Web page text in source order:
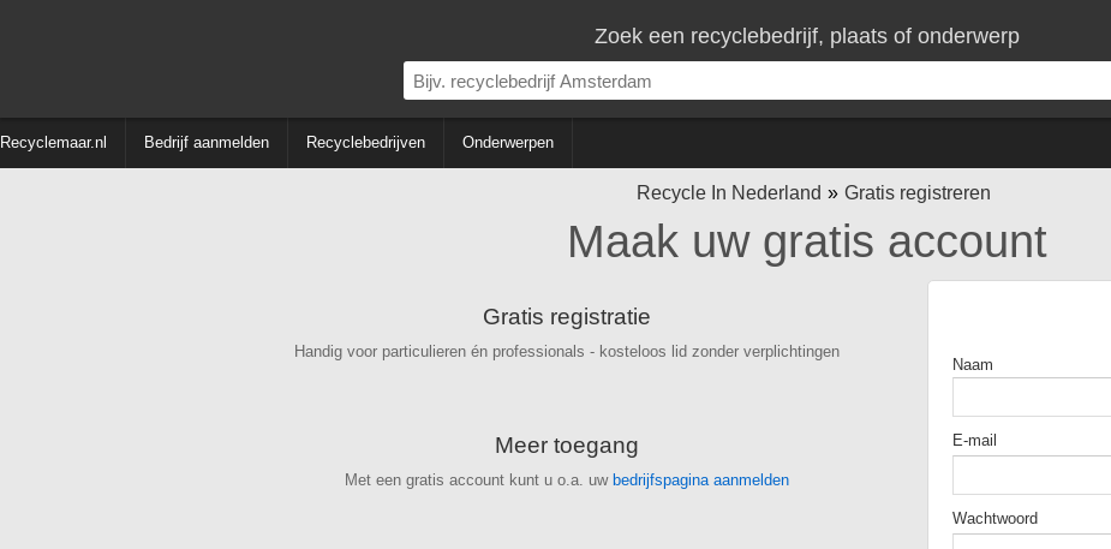
Zoek een recyclebedrijf, plaats of onderwerp
Recyclemaar.nl Bedrijf aanmelden Recyclebedrijven Onderwerpen
Recycle In Nederland Gratis registreren
Maak uw gratis account
Gratis registratie
Handig voor particulieren én professionals - kosteloos lid zonder verplichtingen
Meer toegang
Met een gratis account kunt u o.a. uw bedrijfspagina aanmelden
Naam
E-mail
Wachtwoord